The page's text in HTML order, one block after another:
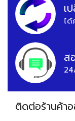
เ
ได้
ส
ติดต่อร้านค้า